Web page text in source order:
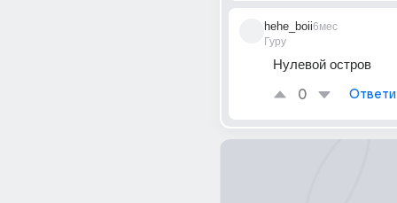
hehe_boii
Гуру
6мес
Нулевой остров
0